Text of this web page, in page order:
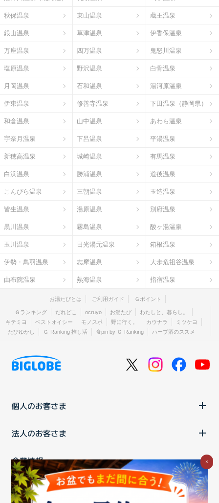
秋保温泉 東山温泉 蔵王温泉
銀山温泉 草津温泉 伊香保温泉
万座温泉 四万温泉 鬼怒川温泉
塩原温泉 野沢温泉 白骨温泉
月岡温泉 石和温泉 湯河原温泉
伊東温泉 修善寺温泉 下田温泉（静岡県）
和倉温泉 山中温泉 あわら温泉
宇奈月温泉 下呂温泉 平湯温泉
新穂高温泉 城崎温泉 有馬温泉
白浜温泉 勝浦温泉 道後温泉
こんぴら温泉 三朝温泉 玉造温泉
皆生温泉 湯原温泉 別府温泉
黒川温泉 霧島温泉 酸ヶ湯温泉
玉川温泉 日光湯元温泉 箱根温泉
伊勢・鳥羽温泉 志摩温泉 大歩危祖谷温泉
由布院温泉 熱海温泉 指宿温泉
お湯たびとは ご利用ガイド Ｇポイント
Ｇランキング だれどこ ocruyo お湯たび
わたしと、暮らし。
キテミヨ
ベストオイシー モノスポ 野に行く。 カウナラ
ミツケヨ
たびゆかし
Ｇ-Ranking 推し活 食pin by Ｇ-Ranking ハーブ酒のススメ
個人のお客さま
法人のお客さま
企業情報
ご利用中の方
×